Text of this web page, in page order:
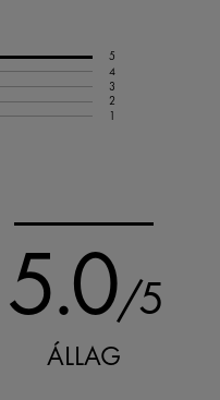
5
4
3
2
1
5.0/5
ÁLLAG